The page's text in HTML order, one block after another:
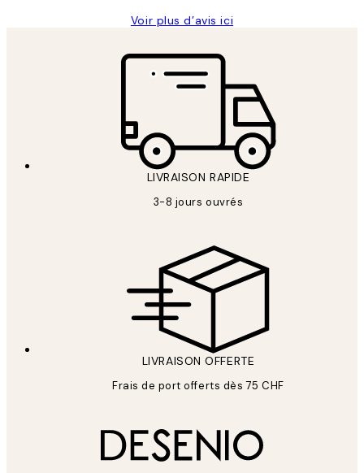
Voir plus d’avis ici
LIVRAISON RAPIDE
3-8 jours ouvrés
LIVRAISON OFFERTE
Frais de port offerts dès 75 CHF